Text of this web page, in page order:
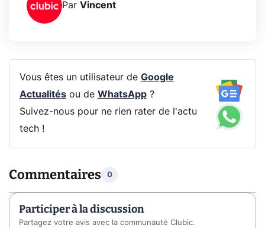
Par Vincent
Vous êtes un utilisateur de Google
Actualitésou de WhatsApp?
Suivez-nous pour ne rien rater de l'actu
tech !
Commentaires 0
Participer à la discussion
Partagez votre avis avec la communauté Clubic.